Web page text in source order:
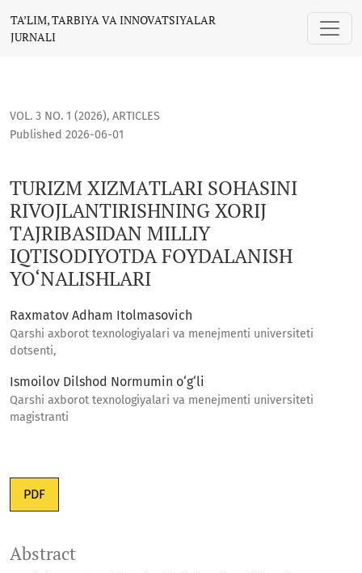
TURIZM ХIZMАTLАRI SOHASINI RIVOJLANTIRISHNING ХОRIJ
TA’LIM, TARBIYA VA INNOVATSIYALAR
JURNALI
VOL. 3 NO. 1 (2026), ARTICLES
TURIZM ХIZMАTLАRI SOHASINI
RIVOJLANTIRISHNING ХОRIJ
TАJRIBАSIDAN MILLIY
IQTISODIYOTDA FOYDALANISH
YO‘NALISHLARI
Published 2026-06-01
Raxmatov Adham Itolmasovich
Qarshi axborot texnologiyalari va menejmenti universiteti
dotsenti,
Ismoilov Dilshod Normumin o‘g‘li
Qarshi axborot texnologiyalari va menejmenti universiteti
magistranti
PDF
Abstract